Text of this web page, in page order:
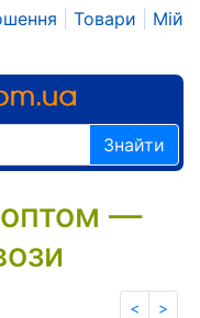
Товари
Мій
Знайти
оптом —
< >